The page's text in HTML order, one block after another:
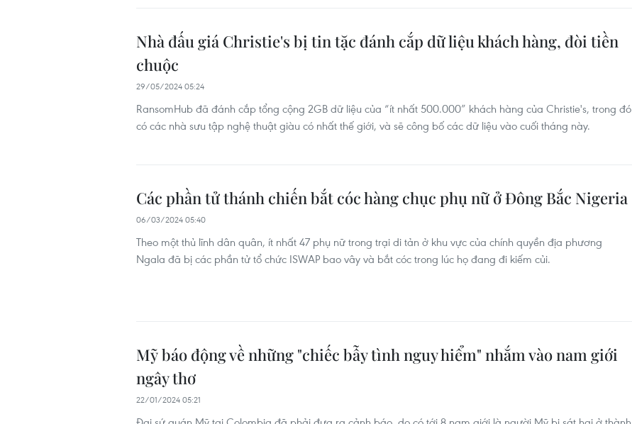
Nhà đấu giá Christie's bị tin tặc đánh cắp dữ liệu khách hàng, đòi tiền
chuộc
29/05/2024 05:24
RansomHub đã đánh cắp tổng cộng 2GB dữ liệu của “ít nhất 500.000” khách hàng của Christie's, trong đó
có các nhà sưu tập nghệ thuật giàu có nhất thế giới, và sẽ công bố các dữ liệu vào cuối tháng này.
Các phần tử thánh chiến bắt cóc hàng chục phụ nữ ở Đông Bắc Nigeria
06/03/2024 05:40
Theo một thủ lĩnh dân quân, ít nhất 47 phụ nữ trong trại di tản ở khu vực của chính quyền địa phương
Ngala đã bị các phần tử tổ chức ISWAP bao vây và bắt cóc trong lúc họ đang đi kiếm củi.
Mỹ báo động về những "chiếc bẫy tình nguy hiểm" nhắm vào nam giới
ngây thơ
22/01/2024 05:21